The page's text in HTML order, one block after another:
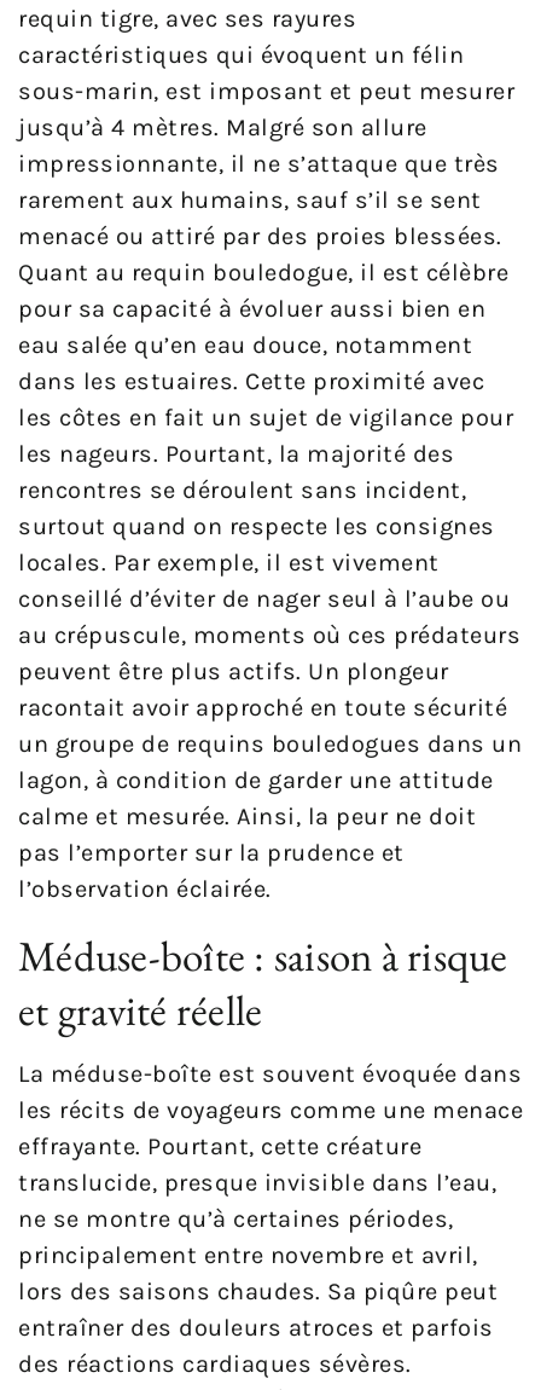
requin tigre, avec ses rayures
caractéristiques qui évoquent un félin
sous-marin, est imposant et peut mesurer
jusqu’à 4 mètres. Malgré son allure
impressionnante, il ne s’attaque que très
rarement aux humains, sauf s’il se sent
menacé ou attiré par des proies blessées.
Quant au requin bouledogue, il est célèbre
pour sa capacité à évoluer aussi bien en
eau salée qu’en eau douce, notamment
dans les estuaires. Cette proximité avec
les côtes en fait un sujet de vigilance pour
les nageurs. Pourtant, la majorité des
rencontres se déroulent sans incident,
surtout quand on respecte les consignes
locales. Par exemple, il est vivement
conseillé d’éviter de nager seul à l’aube ou
au crépuscule, moments où ces prédateurs
peuvent être plus actifs. Un plongeur
racontait avoir approché en toute sécurité
un groupe de requins bouledogues dans un
lagon, à condition de garder une attitude
calme et mesurée. Ainsi, la peur ne doit
pas l’emporter sur la prudence et
l’observation éclairée.
Méduse-boîte : saison à risque
et gravité réelle
La méduse-boîte est souvent évoquée dans
les récits de voyageurs comme une menace
effrayante. Pourtant, cette créature
translucide, presque invisible dans l’eau,
ne se montre qu’à certaines périodes,
principalement entre novembre et avril,
lors des saisons chaudes. Sa piqûre peut
entraîner des douleurs atroces et parfois
des réactions cardiaques sévères.